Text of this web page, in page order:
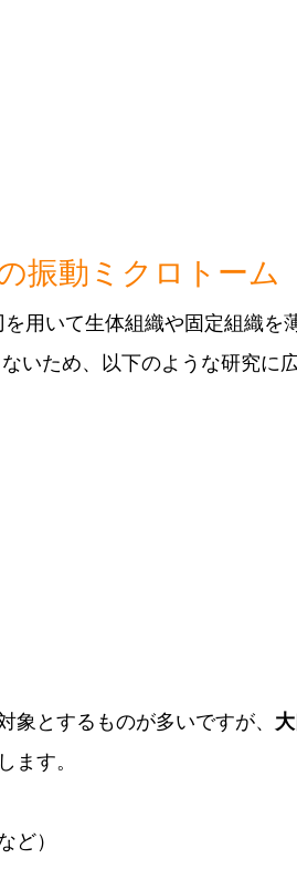
振動ミクロトーム
用いて生体組織や固定組織を
いため、以下のような研究に
とするものが多いですが、
ます。
ど）